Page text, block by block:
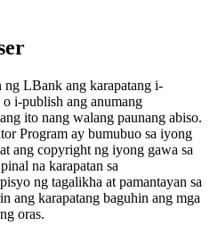
LBank ang karapatang i-
i-publish ang anumang
ito nang walang paunang abiso.
Program ay bumubuo sa iyong
ang copyright ng iyong gawa sa
na karapatan sa
ng tagalikha at pamantayan sa
ang karapatang baguhin ang mga
oras.